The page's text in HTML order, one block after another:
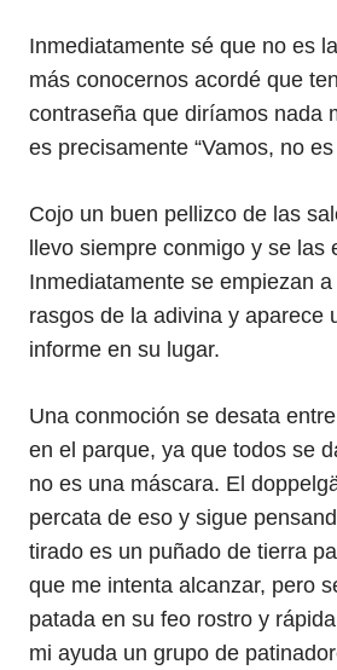
Inmediatamente sé que no es
más conocernos acordé que
contraseña que diríamos nada
es precisamente “Vamos, no
Cojo un buen pellizco de las
llevo siempre conmigo y se las
Inmediatamente se empiezan
rasgos de la adivina y aparece
informe en su lugar.
Una conmoción se desata
en el parque, ya que todos se
no es una máscara. El
percata de eso y sigue
tirado es un puñado de tierra
que me intenta alcanzar, pero
patada en su feo rostro y
mi ayuda un grupo de